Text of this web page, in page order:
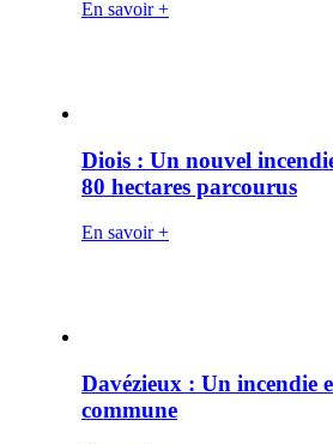
En savoir +
Diois : Un nouvel
80 hectares parcourus
En savoir +
Davézieux : Un incendie
commune